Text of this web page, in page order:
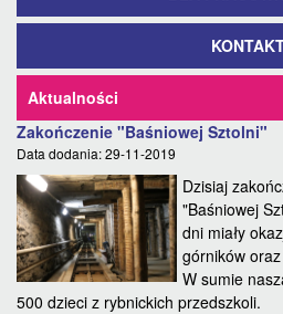
Aktualności
Zakończenie "Baśniowej Sztolni"
Data dodania: 29-11-2019
Dzisiaj
"Baśniowej
dni miały
górników
W sumie
500 dzieci z rybnickich przedszkoli.